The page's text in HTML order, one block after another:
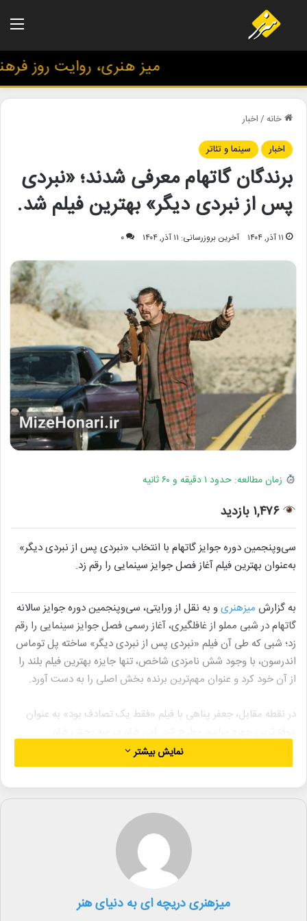
میز هنری، روایت روز
خانه/اخبار
اخبار
سینما و تئاتر
برندگان گاتهام معرفی شدند؛ «نبردی
پس از نبردی دیگر» بهترین فیلم شد.
۱۱ آذر, ۱۴۰۴ آخرین بروزرسانی: ۱۱ آذر, ۱۴۰۴ ۰
زمان مطالعه: حدود ۱ دقیقه و ۶۰ ثانیه
۱,۴۷۶ بازدید
سی‌وپنجمین دوره جوایز گاتهام با انتخاب «نبردی پس از نبردی دیگر»
به‌عنوان بهترین فیلم آغاز فصل جوایز سینمایی را رقم زد.
به گزارش میزهنریو به نقل از ورایتی، سی‌وپنجمین دوره جوایز سالانه
گاتهام در شبی مملو از غافلگیری، آغاز رسمی فصل جوایز سینمایی را رقم
زد؛ شبی که طی آن فیلم «نبردی پس از نبردی دیگر» ساخته پل توماس
اندرسون، با وجود شش نامزدی شاخص، تنها جایزه بهترین فیلم بلند را
از آن خود کرد و عنوان مهم‌ترین برنده بخش اصلی را به دست آورد.
در نقطه مقابل، جعفر پناهی با فیلم «فقط یک تصادف بود» به عنوان
بین‌المللی، فیلمنامه اورجینال و بهترین کارگردانی به پیروزی رسید و
هت‌تریک پناهی را رقم زد؛ رخدادی که ورایتی آن را «درخشش بی‌رقیب
یک فیلمساز مستقل ایرانی» توصیف کرده است.
این دوره از جوایز، که توسط مؤسسه فیلم و رسانه گاتهام در سالن
سیپریانی وال‌استریت برگزار شد، سومین سال متوالی است که بدون
محدودیت بودجه برای شرکت آثار انجام می‌شود؛ تغییری ساختاری که
در سال‌های اخیر مسیر را برای حضور فیلم‌های بزرگ‌تر و تولیدات پرهزینه
نمایش بیشتر
میزهنری دریچه ای به دنیای هنر